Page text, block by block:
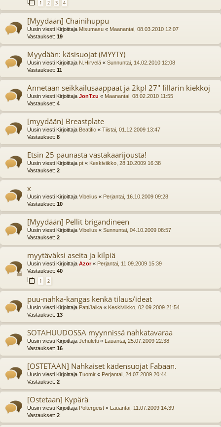
1 2 3 4
[Myydään] Chainihuppu
Uusin viesti Kirjoittaja Misumasu « Maanantai, 08.03.2010 12:07
Vastaukset: 19
Myydään: käsisuojat (MYYTY)
Uusin viesti Kirjoittaja N.Hirvelä « Sunnuntai, 14.02.2010 12:08
Vastaukset: 11
Annetaan seikkailusaappaat ja 2kpl 27" fillarin kiekkoj
Uusin viesti Kirjoittaja JonTzu « Maanantai, 08.02.2010 11:55
Vastaukset: 4
[myydään] Breastplate
Uusin viesti Kirjoittaja Beatific « Tiistai, 01.12.2009 13:47
Vastaukset: 8
Etsin 25 paunasta vastakaarijousta!
Uusin viesti Kirjoittaja pt « Keskiviikko, 28.10.2009 16:38
Vastaukset: 2
x
Uusin viesti Kirjoittaja Vibelius « Perjantai, 16.10.2009 09:28
Vastaukset: 10
[Myydään] Pellit brigandineen
Uusin viesti Kirjoittaja Vibelius « Sunnuntai, 04.10.2009 08:57
Vastaukset: 2
myytäväksi aseita ja kilpiä
Uusin viesti Kirjoittaja Azor« Perjantai, 11.09.2009 15:39
Vastaukset: 40
1 2
puu-nahka-kangas kenkä tilaus/ideat
Uusin viesti Kirjoittaja PattiJalka « Keskiviikko, 02.09.2009 21:54
Vastaukset: 13
SOTAHUUDOSSA myynnissä nahkatavaraa
Uusin viesti Kirjoittaja Jehuletti « Lauantai, 25.07.2009 22:38
Vastaukset: 16
[OSTETAAN] Nahkaiset kädensuojat Fabaan.
Uusin viesti Kirjoittaja Tuomir « Perjantai, 24.07.2009 20:44
Vastaukset: 2
[Ostetaan] Kypärä
Uusin viesti Kirjoittaja Poltergeist « Lauantai, 11.07.2009 14:39
Vastaukset: 2